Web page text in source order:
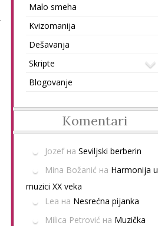
Malo smeha
Kvizomanija
Dešavanja
Skripte
Blogovanje
Komentari
Jozefна Seviljski berberin
Mina Božanić на Harmonija u
muzici XX veka
Lea на Nesrećna pijanka
Milica Petrović на Muzička